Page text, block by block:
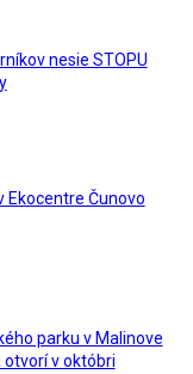
nesie STOPU
Čunovo
parku v Malinove
otvorí v októbri